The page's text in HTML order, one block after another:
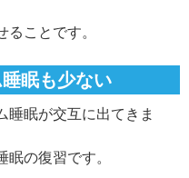
ことです。
眠も少ない
睡眠が交互に出てきま
の復習です。